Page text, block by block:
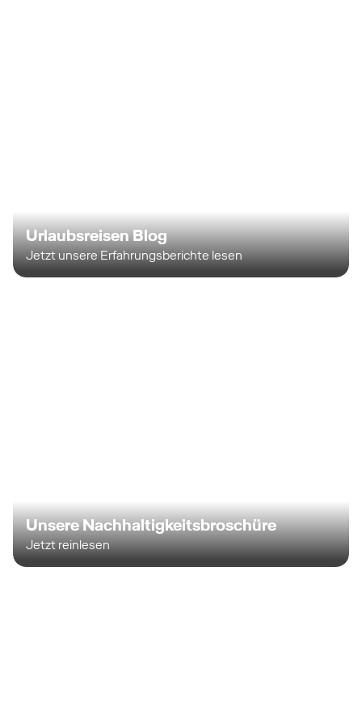
Urlaubsreisen Blog
Jetzt unsere Erfahrungsberichte lesen
Unsere Nachhaltigkeitsbroschüre
Jetzt reinlesen